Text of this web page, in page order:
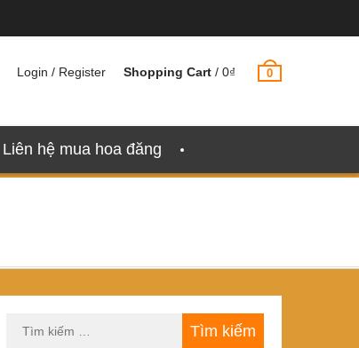
Login / Register Shopping Cart / 0₫ 0
Liên hệ mua hoa đăng
kiếm